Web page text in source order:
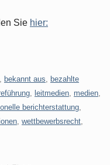
Sie hier:
bekannt aus
bezahlte
leitmedien medien
berichterstattung
wettbewerbsrecht